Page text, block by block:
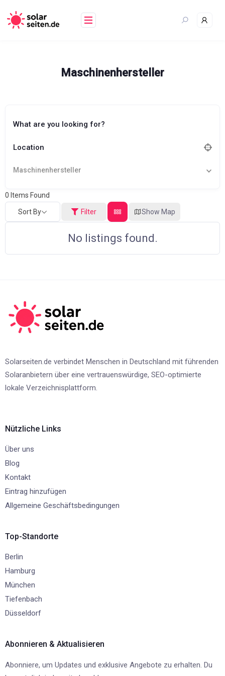
content
Maschinenhersteller
What are you looking for?
Location
Maschinenhersteller
0 Items Found
Sort By Filter Show Map
No listings found.
Solarseiten.de verbindet Menschen in Deutschland mit führenden
Solaranbietern über eine vertrauenswürdige, SEO-optimierte
lokale Verzeichnisplattform.
Nützliche Links
Über uns
Blog
Kontakt
Eintrag hinzufügen
Allgemeine Geschäftsbedingungen
Top-Standorte
Berlin
Hamburg
München
Tiefenbach
Düsseldorf
Abonnieren & Aktualisieren
Abonniere, um Updates und exklusive Angebote zu erhalten. Du